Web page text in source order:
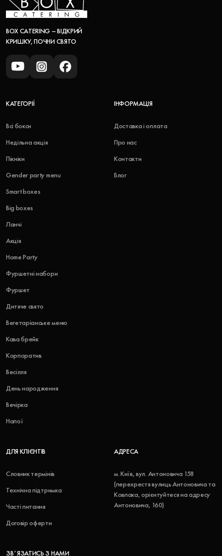
BOX CATERING – ВІДКРИЙ
КРИШКУ, ПОЧНИ СВЯТО
КАТЕГОРІЇ
Всі бокси
Недільна акція
Пікніки
Gender party menu
Smart boxes
Big boxes
Ланчі
Акція
Home Party
Фуршетні набори
Фуршет
Дитяче свято
Вегетаріанське меню
Кава брейк
Корпоратив
Весілля
День народження
Вечірка
Напої
ІНФОРМАЦІЯ
Доставка і оплата
Про нас
Контакти
Блог
ДЛЯ КЛІЄНТІВ
Словник термінів
Технічна підтримка
Часті питання
Договір оферти
АДРЕСА
м. Київ, вул. Антоновича 158
(перехрестя вулиць Антоновича та
Ковпака, орієнтуйтеся на адресу
Антоновича, 160)
ЗВʼЯЗАТИСЬ З НАМИ